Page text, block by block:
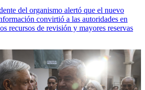
del organismo alertó que el nuevo
convirtió a las autoridades en
recursos de revisión y mayores reservas